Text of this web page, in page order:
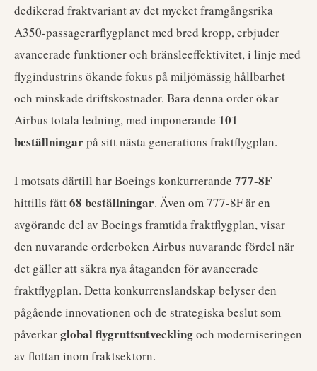
dedikerad fraktvariant av det mycket framgångsrika
A350-passagerarflygplanet med bred kropp, erbjuder
avancerade funktioner och bränsleeffektivitet, i linje med
flygindustrins ökande fokus på miljömässig hållbarhet
och minskade driftskostnader. Bara denna order ökar
Airbus totala ledning, med imponerande 101
beställningarpå sitt nästa generations fraktflygplan.
I motsats därtill har Boeings konkurrerande 777-8F
hittills fått68 beställningar. Även om 777-8F är en
avgörande del av Boeings framtida fraktflygplan, visar
den nuvarande orderboken Airbus nuvarande fördel när
det gäller att säkra nya åtaganden för avancerade
fraktflygplan. Detta konkurrenslandskap belyser den
pågående innovationen och de strategiska beslut som
påverkarglobal flygruttsutvecklingoch moderniseringen
av flottan inom fraktsektorn.